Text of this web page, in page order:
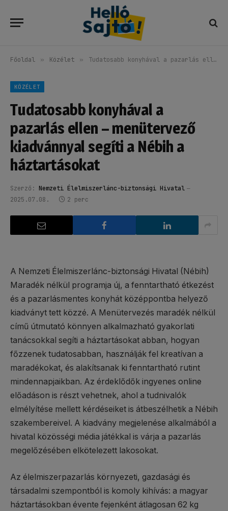
Főoldal » Közélet » Tudatosabb konyhával a pazarlás ellen – menütervező kiadvánnyal segíti a Nébih a háztartásokat
KÖZÉLET
Tudatosabb konyhával a
pazarlás ellen – menütervező
kiadvánnyal segíti a Nébih a
háztartásokat
Szerző: Nemzeti Élelmiszerlánc-biztonsági Hivatal
2025.07.08.
2 perc
A Nemzeti Élelmiszerlánc-biztonsági Hivatal (Nébih)
Maradék nélkül programja új, a fenntartható étkezést
és a pazarlásmentes konyhát középpontba helyező
kiadványt tett közzé. A Menütervezés maradék nélkül
című útmutató könnyen alkalmazható gyakorlati
tanácsokkal segíti a háztartásokat abban, hogyan
főzzenek tudatosabban, használják fel kreatívan a
maradékokat, és alakítsanak ki fenntartható rutint
mindennapjaikban. Az érdeklődők ingyenes online
előadáson is részt vehetnek, ahol a tudnivalók
elmélyítése mellett kérdéseiket is átbeszélhetik a Nébih
szakembereivel. A kiadvány megjelenése alkalmából a
hivatal közösségi média játékkal is várja a pazarlás
megelőzésében elkötelezett lakosokat.
Az élelmiszerpazarlás környezeti, gazdasági és
társadalmi szempontból is komoly kihívás: a magyar
háztartásokban évente fejenként átlagosan 62 kg